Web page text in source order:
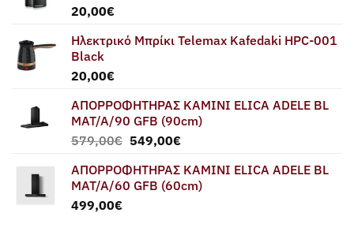
20,00€
Ηλεκτρικό Μπρίκι Telemax Kafedaki HPC-001
Black
20,00€
ΑΠΟΡΡΟΦΗΤΗΡΑΣ ΚΑΜΙΝΙ ELICA ADELE BL
MAT/A/90 GFB (90cm)
579,00€ Original
was:
579,00€.
549,00€Η
τιμή
είναι:
ΑΠΟΡΡΟΦΗΤΗΡΑΣ ΚΑΜΙΝΙ ELICA ADELE BL
MAT/A/60 GFB (60cm)
499,00€